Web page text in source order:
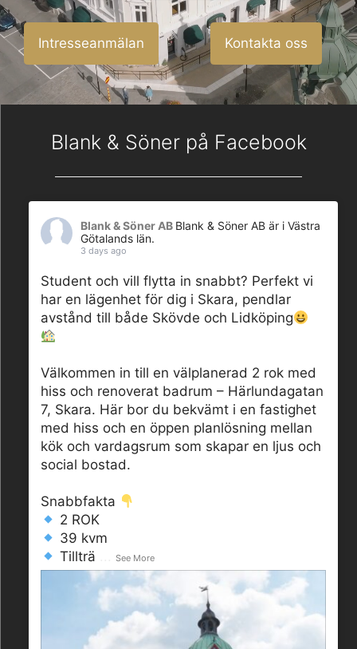
Intresseanmälan Kontakta oss
Blank & Söner på Facebook
Blank & Söner AB Blank & Söner AB är i Västra
Götalands län.
3 days ago
Student och vill flytta in snabbt? Perfekt vi
har en lägenhet för dig i Skara, pendlar
avstånd till både Skövde och Lidköping
Välkommen in till en välplanerad 2 rok med
hiss och renoverat badrum – Härlundagatan
7, Skara. Här bor du bekvämt i en fastighet
med hiss och en öppen planlösning mellan
kök och vardagsrum som skapar en ljus och
social bostad.
Snabbfakta
2 ROK
39 kvm
Tillträ
...See More